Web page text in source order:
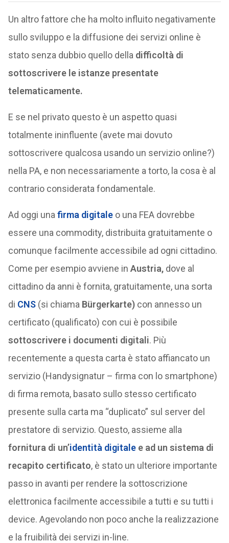
Un altro fattore che ha molto influito negativamente
sullo sviluppo e la diffusione dei servizi online è
stato senza dubbio quello della difficoltà di
sottoscrivere le istanze presentate
telematicamente.
E se nel privato questo è un aspetto quasi
totalmente ininfluente (avete mai dovuto
sottoscrivere qualcosa usando un servizio online?)
nella PA, e non necessariamente a torto, la cosa è al
contrario considerata fondamentale.
Ad oggi una firma digitaleo una FEA dovrebbe
essere una commodity, distribuita gratuitamente o
comunque facilmente accessibile ad ogni cittadino.
Come per esempio avviene in Austria,dove al
cittadino da anni è fornita, gratuitamente, una sorta
di CNS(si chiama Bürgerkarte)con annesso un
certificato (qualificato) con cui è possibile
sottoscrivere i documenti digitali. Più
recentemente a questa carta è stato affiancato un
servizio (Handysignatur – firma con lo smartphone)
di firma remota, basato sullo stesso certificato
presente sulla carta ma “duplicato” sul server del
prestatore di servizio. Questo, assieme alla
fornitura di un’identità digitalee ad un sistema di
recapito certificato, è stato un ulteriore importante
passo in avanti per rendere la sottoscrizione
elettronica facilmente accessibile a tutti e su tutti i
device. Agevolando non poco anche la realizzazione
e la fruibilità dei servizi in-line.